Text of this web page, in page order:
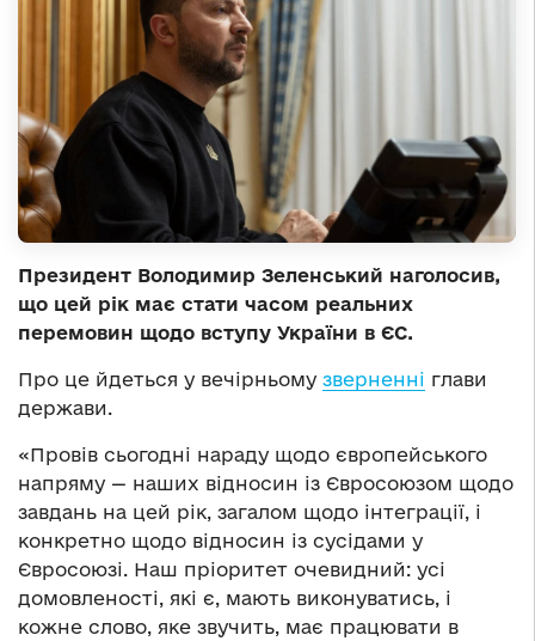
Президент Володимир Зеленський наголосив,
що цей рік має стати часом реальних
перемовин щодо вступу України в ЄС.
Про це йдеться у вечірньому зверненні глави
держави.
«Провів сьогодні нараду щодо європейського
напряму — наших відносин із Євросоюзом щодо
завдань на цей рік, загалом щодо інтеграції, і
конкретно щодо відносин із сусідами у
Євросоюзі. Наш пріоритет очевидний: усі
домовленості, які є, мають виконуватись, і
кожне слово, яке звучить, має працювати в